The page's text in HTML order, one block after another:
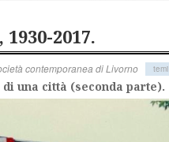
2017.
contemporanea di Livorno temi
una città (seconda parte).